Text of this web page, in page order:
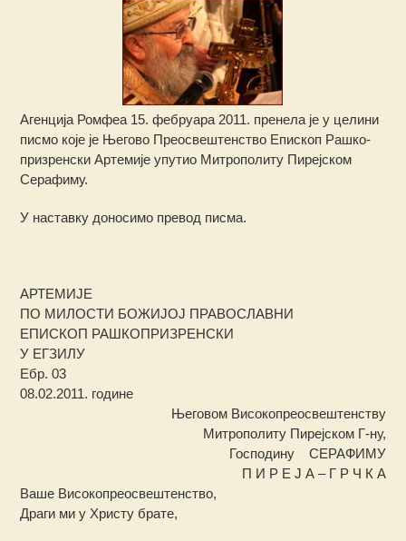
Агенција Ромфеа 15. фебруара 2011. пренела је у целини
писмо које је Његово Преосвештенство Епископ Рашко-
призренски Артемије упутио Митрополиту Пирејском
Серафиму.
У наставку доносимо превод писма.
АРТЕМИЈЕ
ПО МИЛОСТИ БОЖИЈОЈ ПРАВОСЛАВНИ
ЕПИСКОП РАШКОПРИЗРЕНСКИ
У ЕГЗИЛУ
Ебр. 03
08.02.2011. године
Његовом Високопреосвештенству
Митрополиту Пирејском Г-ну,
Господину СЕРАФИМУ
П И Р Е Ј А – Г Р Ч К А
Ваше Високопреосвештенство,
Драги ми у Христу брате,